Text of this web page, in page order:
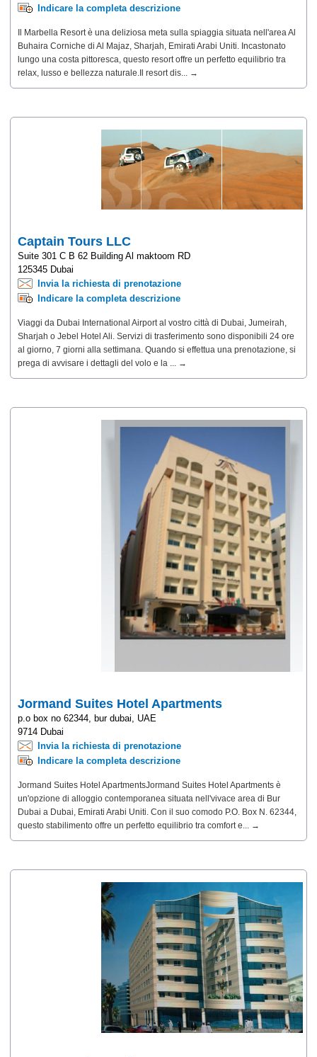
Indicare la completa descrizione
Il Marbella Resort è una deliziosa meta sulla spiaggia situata nell'area Al
Buhaira Corniche di Al Majaz, Sharjah, Emirati Arabi Uniti. Incastonato
lungo una costa pittoresca, questo resort offre un perfetto equilibrio tra
relax, lusso e bellezza naturale.Il resort dis... →
Captain Tours LLC
Suite 301 C B 62 Building Al maktoom RD
125345 Dubai
Invia la richiesta di prenotazione
Indicare la completa descrizione
Viaggi da Dubai International Airport al vostro città di Dubai, Jumeirah,
Sharjah o Jebel Hotel Ali. Servizi di trasferimento sono disponibili 24 ore
al giorno, 7 giorni alla settimana. Quando si effettua una prenotazione, si
prega di avvisare i dettagli del volo e la ... →
Jormand Suites Hotel Apartments
p.o box no 62344, bur dubai, UAE
9714 Dubai
Invia la richiesta di prenotazione
Indicare la completa descrizione
Jormand Suites Hotel ApartmentsJormand Suites Hotel Apartments è
un'opzione di alloggio contemporanea situata nell'vivace area di Bur
Dubai a Dubai, Emirati Arabi Uniti. Con il suo comodo P.O. Box N. 62344,
questo stabilimento offre un perfetto equilibrio tra comfort e... →